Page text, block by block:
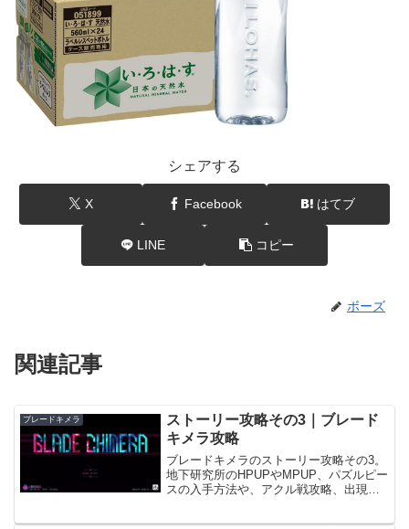
シェアする
X Facebook はてブ
LINE コピー
ボーズ
関連記事
ブレードキメラ
ストーリー攻略その3｜ブレード
キメラ攻略
ブレードキメラのストーリー攻略その3。
地下研究所のHPUPやMPUP、パズルピー
スの入手方法や、アクル戦攻略、出現敵